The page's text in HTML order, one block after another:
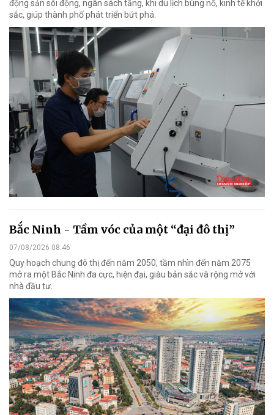
động sản sôi động, ngân sách tăng, khi du lịch bùng nổ, kinh tế khởi
sắc, giúp thành phố phát triển bứt phá.
Bắc Ninh - Tầm vóc của một “đại đô thị”
07/08/2026 08:46
Quy hoạch chung đô thị đến năm 2050, tầm nhìn đến năm 2075
mở ra một Bắc Ninh đa cực, hiện đại, giàu bản sắc và rộng mở với
nhà đầu tư.